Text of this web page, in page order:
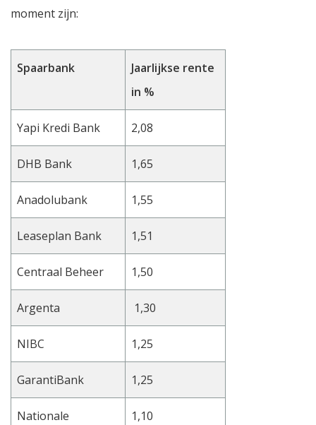
moment zijn:
Spaarbank
Jaarlijkse rente
in %
Yapi Kredi Bank 2,08
DHB Bank 1,65
Anadolubank 1,55
Leaseplan Bank 1,51
Centraal Beheer 1,50
Argenta 1,30
NIBC 1,25
GarantiBank 1,25
Nationale
1,10